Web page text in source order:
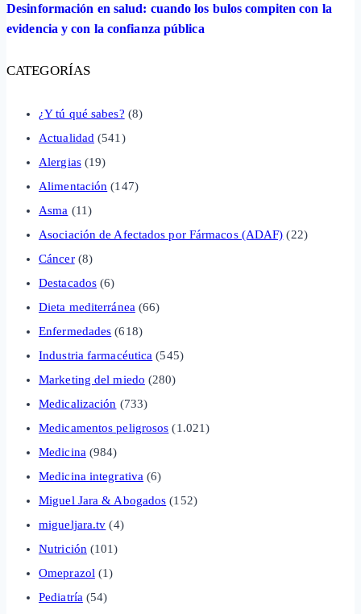
Desinformación en salud: cuando los bulos compiten con la
evidencia y con la confianza pública
CATEGORÍAS
¿Y tú qué sabes? (8)
Actualidad (541)
Alergias(19)
Alimentación (147)
Asma (11)
Asociación de Afectados por Fármacos (ADAF) (22)
Cáncer(8)
Destacados (6)
Dieta mediterránea(66)
Enfermedades (618)
Industria farmacéutica (545)
Marketing del miedo (280)
Medicalización (733)
Medicamentos peligrosos (1.021)
Medicina(984)
Medicina integrativa (6)
Miguel Jara & Abogados (152)
migueljara.tv (4)
Nutrición(101)
Omeprazol(1)
Pediatría(54)